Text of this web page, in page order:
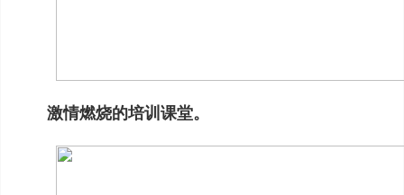
激情燃烧的培训课堂。